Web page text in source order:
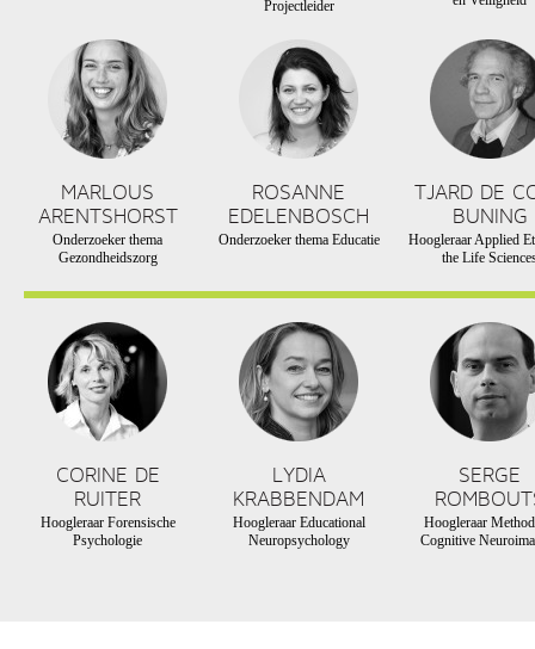
Projectleider
MARLOUS
ARENTSHORST
Onderzoeker thema
Gezondheidszorg
ROSANNE
EDELENBOSCH
Onderzoeker thema Educatie
TJARD DE
BUNING
Hoogleraar Applied
the Life
CORINE DE
RUITER
Hoogleraar Forensische
Psychologie
LYDIA
KRABBENDAM
Hoogleraar Educational
Neuropsychology
SERGE
Hoogleraar
Cognitive